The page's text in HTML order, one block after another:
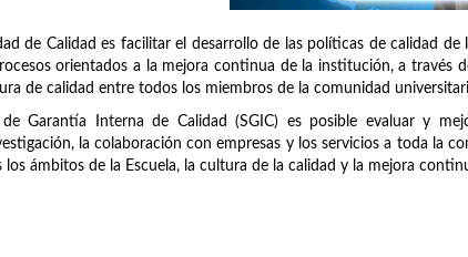
de Calidad es facilitar el desarrollo de las políticas de calidad
orientados a la mejora continua de la institución, a través
de calidad entre todos los miembros de la comunidad
de Garantía Interna de Calidad (SGIC) es posible evaluar y
la colaboración con empresas y los servicios a toda la
ámbitos de la Escuela, la cultura de la calidad y la mejora